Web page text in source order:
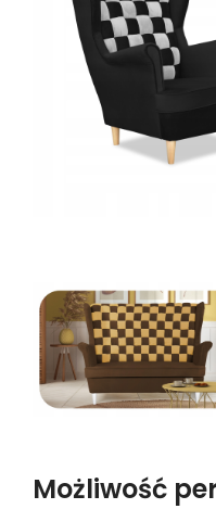
Możliwość